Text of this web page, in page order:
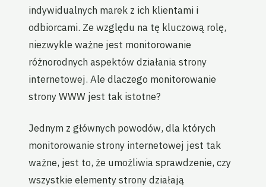
indywidualnych marek z ich klientami i
odbiorcami. Ze względu na tę kluczową rolę,
niezwykle ważne jest monitorowanie
różnorodnych aspektów działania strony
internetowej. Ale dlaczego monitorowanie
strony WWW jest tak istotne?
Jednym z głównych powodów, dla których
monitorowanie strony internetowej jest tak
ważne, jest to, że umożliwia sprawdzenie, czy
wszystkie elementy strony działają